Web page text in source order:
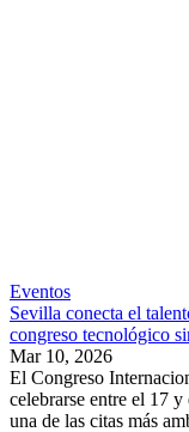
Eventos
Sevilla conecta el
congreso tecnológico
Mar 10, 2026
El Congreso
celebrarse entre el 17
una de las citas más